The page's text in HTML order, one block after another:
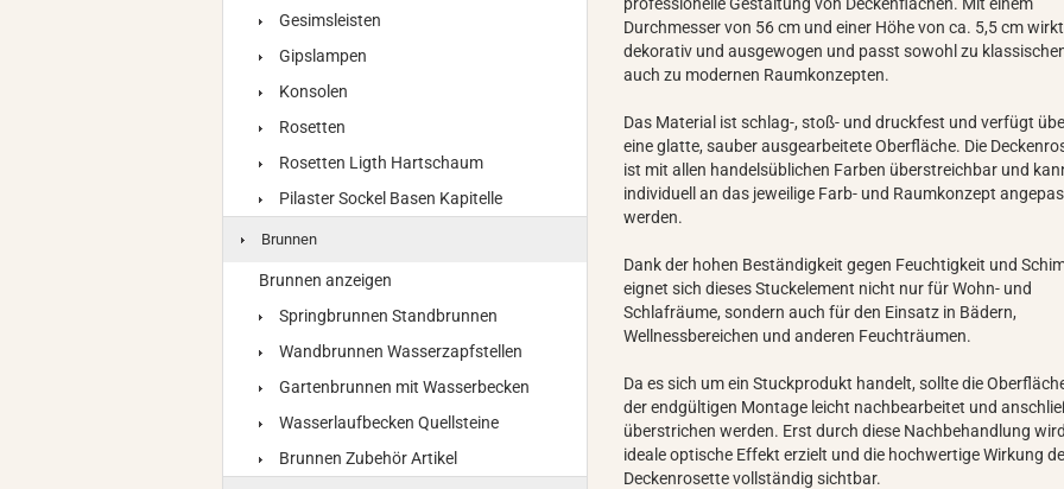
Durchmesser von 56 cm und einer Höhe von ca. 5,5 cm
dekorativ und ausgewogen und passt sowohl zu
auch zu modernen Raumkonzepten.
Das Material ist schlag-, stoß- und druckfest und verfügt
eine glatte, sauber ausgearbeitete Oberfläche. Die
ist mit allen handelsüblichen Farben überstreichbar und
individuell an das jeweilige Farb- und Raumkonzept
werden.
Dank der hohen Beständigkeit gegen Feuchtigkeit und
eignet sich dieses Stuckelement nicht nur für Wohn- und
Schlafräume, sondern auch für den Einsatz in Bädern,
Wellnessbereichen und anderen Feuchträumen.
Da es sich um ein Stuckprodukt handelt, sollte die
der endgültigen Montage leicht nachbearbeitet und
überstrichen werden. Erst durch diese Nachbehandlung
ideale optische Effekt erzielt und die hochwertige Wirkung
Deckenrosette vollständig sichtbar.
Gesimsleisten
Gipslampen
Konsolen
Rosetten
Rosetten Ligth Hartschaum
Pilaster Sockel Basen Kapitelle
Brunnen
Brunnen anzeigen
Springbrunnen Standbrunnen
Wandbrunnen Wasserzapfstellen
Gartenbrunnen mit Wasserbecken
Wasserlaufbecken Quellsteine
Brunnen Zubehör Artikel